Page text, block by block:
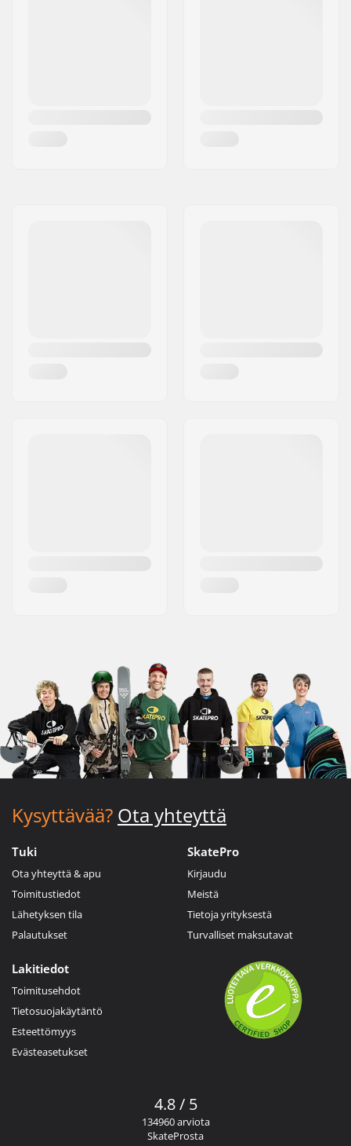
Kysyttävää? Ota yhteyttä
Tuki
Ota yhteyttä & apu
Toimitustiedot
Lähetyksen tila
Palautukset
SkatePro
Kirjaudu
Meistä
Tietoja yrityksestä
Turvalliset maksutavat
Lakitiedot
Toimitusehdot
Tietosuojakäytäntö
Esteettömyys
Evästeasetukset
4.8 / 5
134960 arviota
SkateProsta